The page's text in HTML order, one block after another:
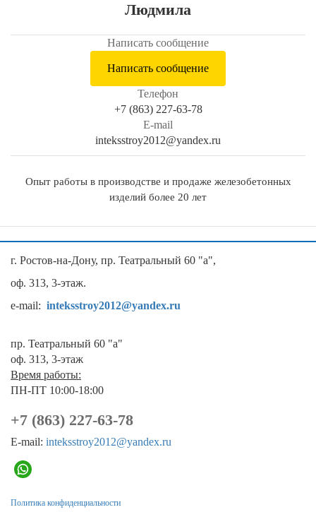
Людмила
Написать сообщение
Написать сообщение
Телефон
+7 (863) 227-63-78
E-mail
inteksstroy2012@yandex.ru
Опыт работы в производстве и продаже железобетонных
изделий более 20 лет
г. Ростов-на-Дону, пр. Театральный 60 "а",
оф. 313, 3-этаж.
e-mail: inteksstroy2012@yandex.ru
пр. Театральный 60 "а"
оф. 313, 3-этаж
Время работы:
ПН-ПТ 10:00-18:00
+7 (863) 227-63-78
E-mail: inteksstroy2012@yandex.ru
Политика конфиденциальности